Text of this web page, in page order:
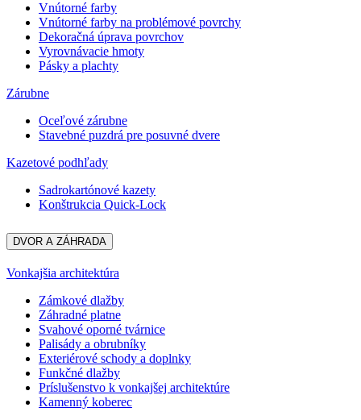
Vnútorné farby
Vnútorné farby na problémové povrchy
Dekoračná úprava povrchov
Vyrovnávacie hmoty
Pásky a plachty
Zárubne
Oceľové zárubne
Stavebné puzdrá pre posuvné dvere
Kazetové podhľady
Sadrokartónové kazety
Konštrukcia Quick-Lock
DVOR A ZÁHRADA
Vonkajšia architektúra
Zámkové dlažby
Záhradné platne
Svahové oporné tvárnice
Palisády a obrubníky
Exteriérové schody a doplnky
Funkčné dlažby
Príslušenstvo k vonkajšej architektúre
Kamenný koberec